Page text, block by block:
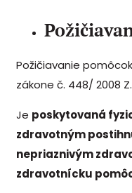
Požičiavanie
zákone č. 448/ 2008
Je poskytovaná
zdravotným
nepriaznivým
zdravotnícku